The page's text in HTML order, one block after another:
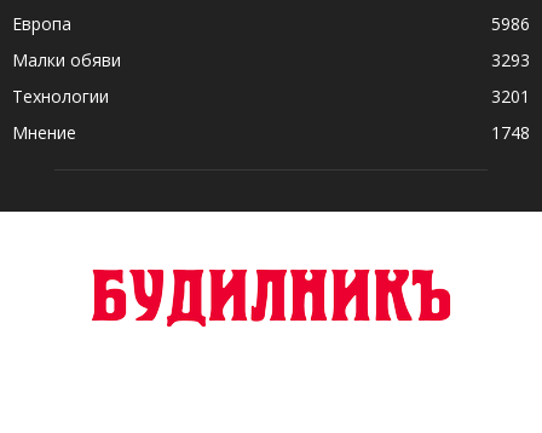
Европа
5986
Малки обяви
3293
Технологии
3201
Мнение
1748